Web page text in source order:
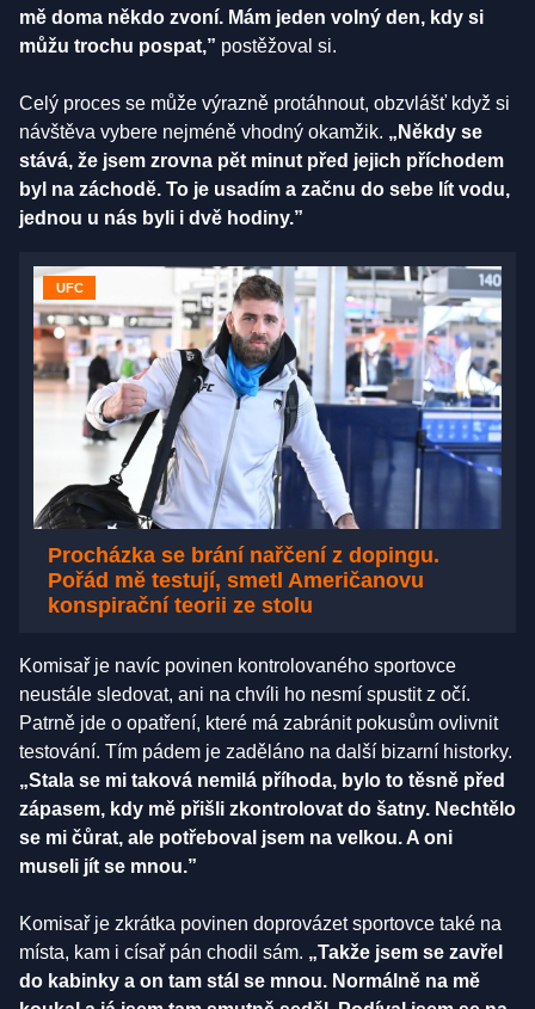
mě doma někdo zvoní. Mám jeden volný den, kdy si
můžu trochu pospat,” postěžoval si.
Celý proces se může výrazně protáhnout, obzvlášť když si
návštěva vybere nejméně vhodný okamžik. „Někdy se
stává, že jsem zrovna pět minut před jejich příchodem
byl na záchodě. To je usadím a začnu do sebe lít vodu,
jednou u nás byli i dvě hodiny.”
UFC
Procházka se brání nařčení z dopingu.
Pořád mě testují, smetl Američanovu
konspirační teorii ze stolu
Komisař je navíc povinen kontrolovaného sportovce
neustále sledovat, ani na chvíli ho nesmí spustit z očí.
Patrně jde o opatření, které má zabránit pokusům ovlivnit
testování. Tím pádem je zaděláno na další bizarní historky.
„Stala se mi taková nemilá příhoda, bylo to těsně před
zápasem, kdy mě přišli zkontrolovat do šatny. Nechtělo
se mi čůrat, ale potřeboval jsem na velkou. A oni
museli jít se mnou.”
Komisař je zkrátka povinen doprovázet sportovce také na
místa, kam i císař pán chodil sám. „Takže jsem se zavřel
do kabinky a on tam stál se mnou. Normálně na mě